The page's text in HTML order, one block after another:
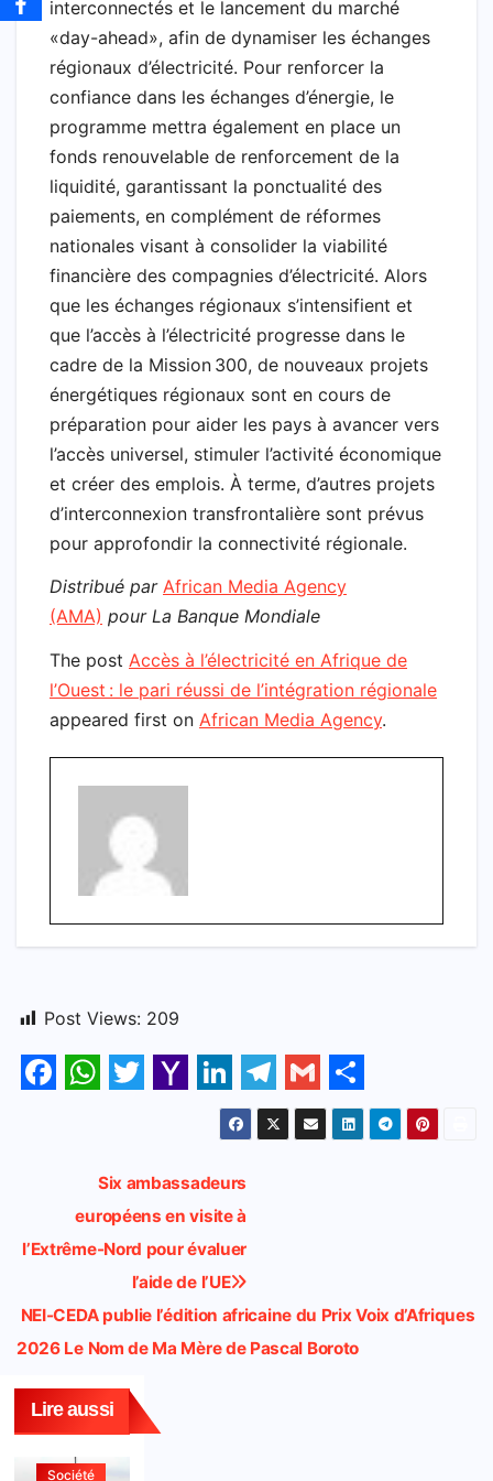
interconnectés et le lancement du marché
«day-ahead», afin de dynamiser les échanges
régionaux d’électricité. Pour renforcer la
confiance dans les échanges d’énergie, le
programme mettra également en place un
fonds renouvelable de renforcement de la
liquidité, garantissant la ponctualité des
paiements, en complément de réformes
nationales visant à consolider la viabilité
financière des compagnies d’électricité. Alors
que les échanges régionaux s’intensifient et
que l’accès à l’électricité progresse dans le
cadre de la Mission 300, de nouveaux projets
énergétiques régionaux sont en cours de
préparation pour aider les pays à avancer vers
l’accès universel, stimuler l’activité économique
et créer des emplois. À terme, d’autres projets
d’interconnexion transfrontalière sont prévus
pour approfondir la connectivité régionale.
Distribué par African Media Agency
(AMA) pour La Banque Mondiale
The post Accès à l’électricité en Afrique de
l’Ouest : le pari réussi de l’intégration régionale​
appeared first on African Media Agency.
Post Views: 209
b
o
k
t
s
p
p
i
t
t
r
h
o
o
M
a
i
n
k
e
d
I
n
T
e
l
e
g
r
a
m
G
m
S
h
Navigation
de
Six ambassadeurs
européens en visite à
l’Extrême-Nord pour évaluer
l’aide de l’UE
NEI-CEDA publie l’édition africaine du Prix Voix d’Afriques
2026 Le Nom de Ma Mère de Pascal Boroto
Lire aussi
Société